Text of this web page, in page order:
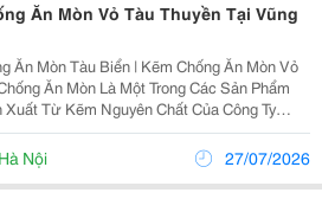
Ăn Mòn Vỏ Tàu Thuyền Tại Vũng
Ăn Mòn Tàu Biển | Kẽm Chống Ăn Mòn Vỏ
Từ Kẽm Nguyên Chất Của Công Ty
Nghiệp H Việt Nam. Công Ty Chúng Tôi Là
Kẽm Chống Ăn Mòn Chuyên Nghiệp, Uy
Hà Nội 27/07/2026